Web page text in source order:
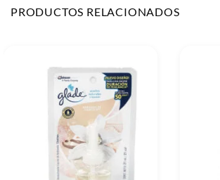
PRODUCTOS RELACIONADOS